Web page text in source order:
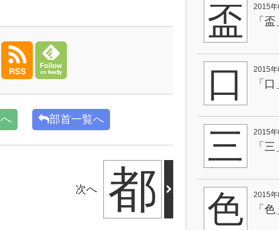
部首一覧へ
都
次へ
盃 2015年
「
口 2015年
「
三 2015年
「
色 2015年
「